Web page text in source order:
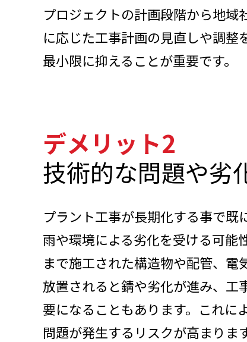
プロジェクトの計画段階から地域
に応じた工事計画の見直しや調整
最小限に抑えることが重要です。
デメリット2
技術的な問題や劣
プラント工事が長期化する事で既
雨や環境による劣化を受ける可能
まで施工された構造物や配管、電
放置されると錆や劣化が進み、工
要になることもあります。これに
問題が発生するリスクが高まります